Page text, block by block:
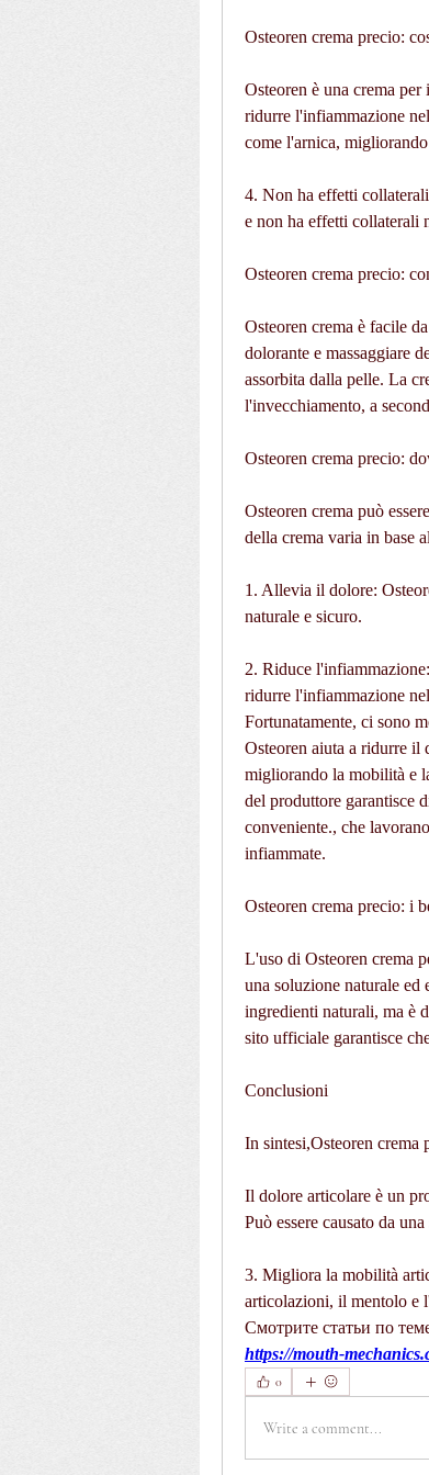
Osteoren crema precio:
Osteoren è una crema
ridurre l'infiammazione
come l'arnica,
4. Non ha effetti
e non ha effetti collaterali
Osteoren crema precio:
Osteoren crema è facile
dolorante e massaggiare
assorbita dalla pelle. La
l'invecchiamento, a
Osteoren crema precio:
Osteoren crema può
della crema varia in base
1. Allevia il dolore:
naturale e sicuro.
2. Riduce
ridurre l'infiammazione
Fortunatamente, ci sono
Osteoren aiuta a ridurre il
migliorando la mobilità e
del produttore garantisce
conveniente., che
infiammate.
Osteoren crema precio: i
L'uso di Osteoren crema
una soluzione naturale
ingredienti naturali, ma è
sito ufficiale garantisce
Conclusioni
In sintesi,Osteoren crema
Il dolore articolare è un
Può essere causato da
3. Migliora la mobilità
articolazioni, il mentolo e
Смотрите статьи по
https://mouth-
0
Write a comment...